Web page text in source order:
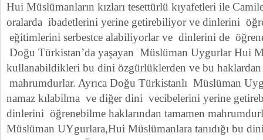
Hui Müslümanların kızları tesettürlü kıyafetleri ile
oralarda ibadetlerini yerine getirebiliyor ve dinlerini
eğitimlerini serbestce alabiliyorlar ve dinlerini de
Doğu Türkistan’da yaşayan Müslüman Uygurlar Hui
kullanabildikleri bu dini özgürlüklerden ve bu haklardan
mahrumdurlar. Ayrıca Doğu Türkistanlı Müslüman
namaz kılabilma ve diğer dini vecibelerini yerine
dinlerini öğrenebilme haklarından tamamen
Müslüman UYgurlara,Hui Müslümanlara tanıdığı bu